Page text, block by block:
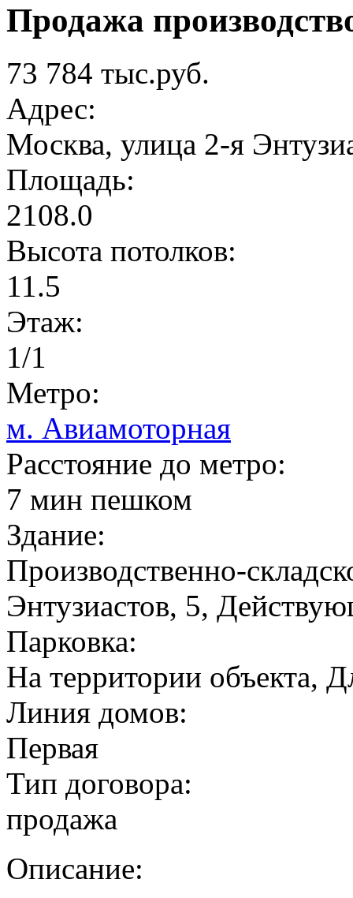
Продажа
73 784 тыс.руб.
Адрес:
Москва, улица 2-я
Площадь:
2108.0
Высота потолков:
11.5
Этаж:
1/1
Метро:
м. Авиамоторная
Расстояние до метро:
7 мин пешком
Здание:
Производственно-
Энтузиастов, 5,
Парковка:
На территории объекта,
Линия домов:
Первая
Тип договора:
продажа
Описание: